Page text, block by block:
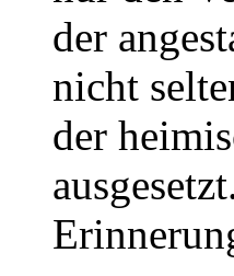
der
nicht
der